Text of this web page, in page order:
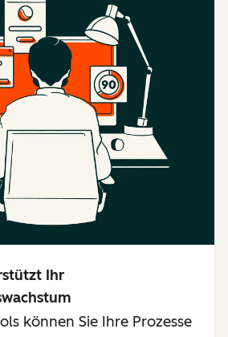
Ihr
können Sie Ihre Prozesse